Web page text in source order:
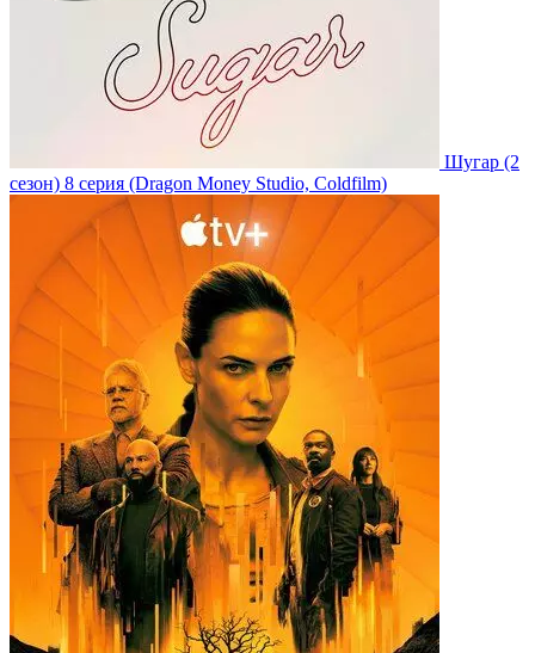
Шугар (2
сезон) 8 серия (Dragon Money Studio, Coldfilm)